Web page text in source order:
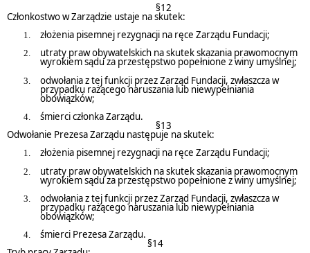
§12
Członkostwo w Zarządzie ustaje na skutek:
złożenia pisemnej rezygnacji na ręce Zarządu Fundacji;
utraty praw obywatelskich na skutek skazania prawomocnym
wyrokiem sądu za przestępstwo popełnione z winy umyślnej;
odwołania z tej funkcji przez Zarząd Fundacji, zwłaszcza w
przypadku rażącego naruszania lub niewypełniania
obowiązków;
śmierci członka Zarządu.
§13
Odwołanie Prezesa Zarządu następuje na skutek:
złożenia pisemnej rezygnacji na ręce Zarządu Fundacji;
utraty praw obywatelskich na skutek skazania prawomocnym
wyrokiem sądu za przestępstwo popełnione z winy umyślnej;
odwołania z tej funkcji przez Zarząd Fundacji, zwłaszcza w
przypadku rażącego naruszania lub niewypełniania
obowiązków;
śmierci Prezesa Zarządu.
§14